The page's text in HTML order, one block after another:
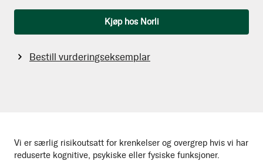
Vi er særlig risikoutsatt for krenkelser og overgrep hvis vi har
reduserte kognitive, psykiske eller fysiske funksjoner.
Kjøp hos Norli
Bestill vurderingseksemplar